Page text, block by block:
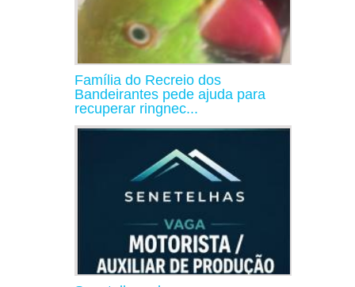
Família do Recreio dos
Bandeirantes pede ajuda para
recuperar ringnec...